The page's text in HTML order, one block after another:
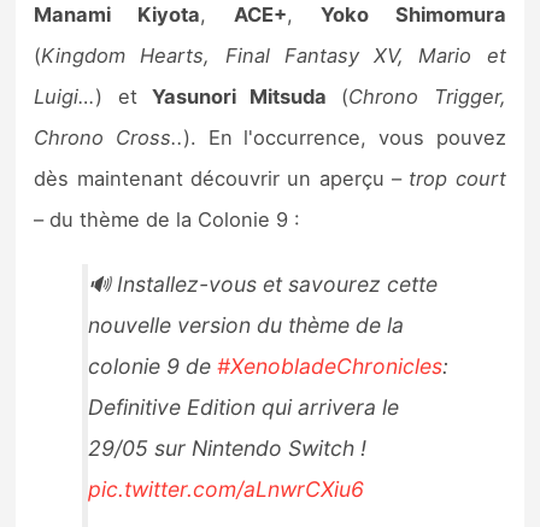
Précommandes
Précommandes jeux Switch 2
Sorties de jeux
Bons plans
Manami Kiyota, ACE+, Yoko Shimomura
(Kingdom Hearts, Final Fantasy XV, Mario et
Luigi…) et Yasunori Mitsuda (Chrono Trigger,
Chrono Cross..). En l'occurrence, vous pouvez
dès maintenant découvrir un aperçu – trop court
– du thème de la Colonie 9 :
🔊 Installez-vous et savourez cette
nouvelle version du thème de la
colonie 9 de#XenobladeChronicles:
Definitive Edition qui arrivera le
29/05 sur Nintendo Switch !
pic.twitter.com/aLnwrCXiu6